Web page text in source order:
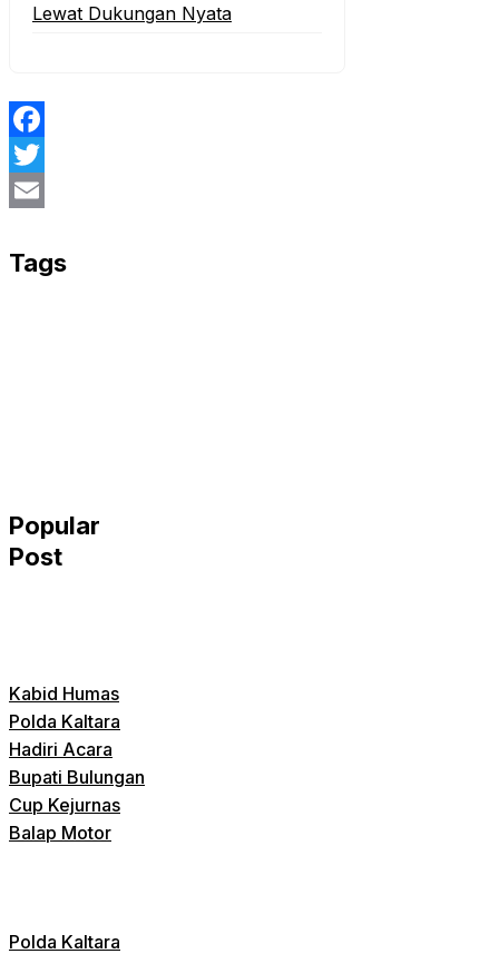
Lewat Dukungan Nyata
Facebook
Twitter
Tags
Popular
Post
Kabid Humas
Polda Kaltara
Hadiri Acara
Bupati Bulungan
Cup Kejurnas
Balap Motor
Polda Kaltara